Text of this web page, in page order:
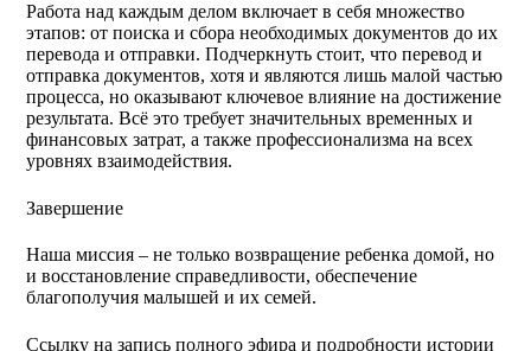
Работа над каждым делом включает в себя множество
этапов: от поиска и сбора необходимых документов до их
перевода и отправки. Подчеркнуть стоит, что перевод и
отправка документов, хотя и являются лишь малой частью
процесса, но оказывают ключевое влияние на достижение
результата. Всё это требует значительных временных и
финансовых затрат, а также профессионализма на всех
уровнях взаимодействия.
Завершение
Наша миссия – не только возвращение ребенка домой, но
и восстановление справедливости, обеспечение
благополучия малышей и их семей.
Ссылку на запись полного эфира и подробности истории